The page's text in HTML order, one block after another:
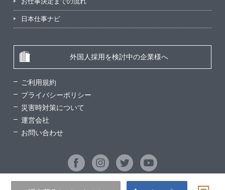
日本仕事ナビ
外国人採用を検討中の企業様へ
ご利用規約
プライバシーポリシー
災害時対策について
運営会社
お問い合わせ